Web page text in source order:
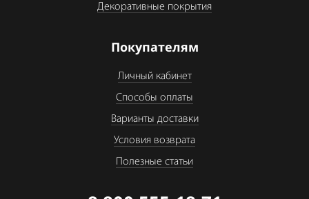
Декоративные покрытия
Покупателям
Личный кабинет
Способы оплаты
Варианты доставки
Условия возврата
Полезные статьи